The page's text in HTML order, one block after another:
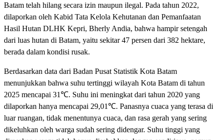
Batam telah hilang secara izin maupun ilegal. Pada tahun 2022,
dilaporkan oleh Kabid Tata Kelola Kehutanan dan Pemanfaatan
Hasil Hutan DLHK Kepri, Bherly Andia, bahwa hampir setengah
dari luas hutan di Batam, yaitu sekitar 47 persen dari 382 hektare,
berada dalam kondisi rusak.
Berdasarkan data dari Badan Pusat Statistik Kota Batam
menunjukkan bahwa suhu tertinggi wilayah Kota Batam di tahun
2025 mencapai 31℃. Suhu ini meningkat dari tahun 2020 yang
dilaporkan hanya mencapai 29,01℃. Panasnya cuaca yang terasa di
luar ruangan, tidak menentunya cuaca, dan rasa gerah yang sering
dikeluhkan oleh warga sudah sering didengar. Suhu tinggi yang